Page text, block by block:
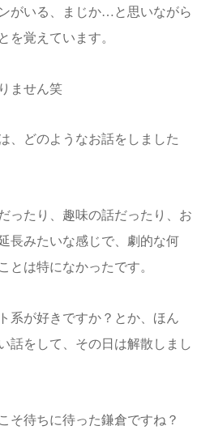
がいる、まじか…と思いながら
を覚えています。
ません笑
、どのようなお話をしました
ったり、趣味の話だったり、お
長みたいな感じで、劇的な何
とは特になかったです。
系が好きですか？とか、ほん
話をして、その日は解散しまし
そ待ちに待った鎌倉ですね？